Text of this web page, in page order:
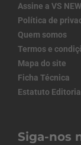
Assine a VS
Política de
Quem somos
Termos e
Mapa do site
Ficha Técnica
Estatuto Editorial
Siga-nos